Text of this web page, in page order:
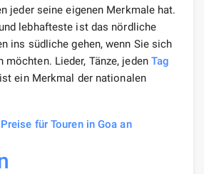
jeder seine eigenen Merkmale hat.
lebhafteste ist das nördliche
ins südliche gehen, wenn Sie sich
möchten. Lieder, Tänze, jeden Tag
ein Merkmal der nationalen
für Touren in Goa an